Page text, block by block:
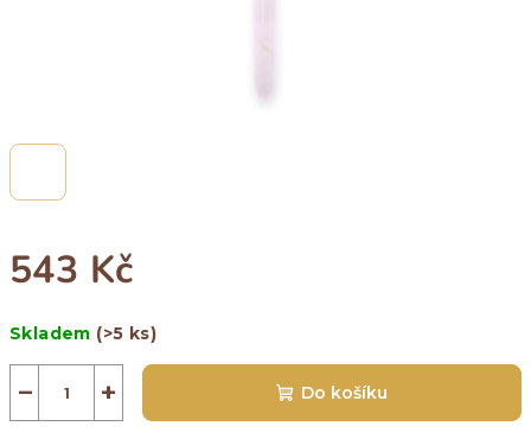
543 Kč
cena:
Skladem (>5 ks)
+
− Do košíku